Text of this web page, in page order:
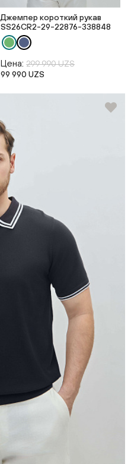
Джемпер короткий рукав
SS26CR2-29-22876-338848
Цена: 299 990 UZS
99 990 UZS